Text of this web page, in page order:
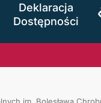
Deklaracja
Dostępności